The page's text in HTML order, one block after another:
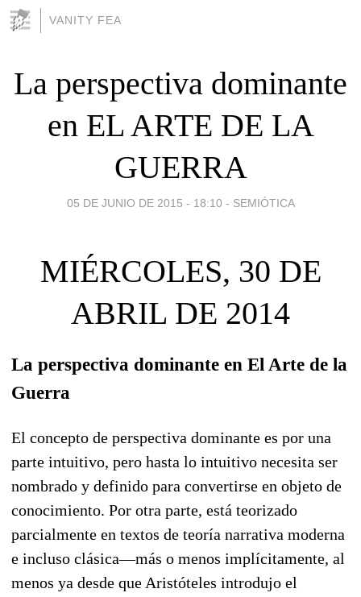
VANITY FEA
La perspectiva dominante
en EL ARTE DE LA
GUERRA
05 DE JUNIO DE 2015 - 18:10 - SEMIÓTICA
MIÉRCOLES, 30 DE
ABRIL DE 2014
La perspectiva dominante en El Arte de la
Guerra
El concepto de perspectiva dominante es por una
parte intuitivo, pero hasta lo intuitivo necesita ser
nombrado y definido para convertirse en objeto de
conocimiento. Por otra parte, está teorizado
parcialmente en textos de teoría narrativa moderna
e incluso clásica—más o menos implícitamente, al
menos ya desde que Aristóteles introdujo el